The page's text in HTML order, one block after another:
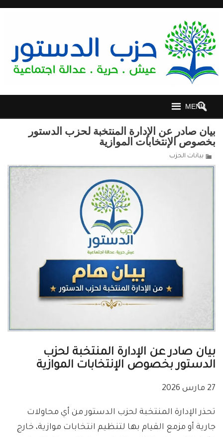
MENU
بيان صادر عن الإدارة المنتخبة لحزب الدستور
بخصوص الإنتخابات الموازية
بيانات الحزب
بيان صادر عن الإدارة المنتخبة لحزب
الدستور بخصوص الإنتخابات الموازية
27 مارس 2026
تحذر الإدارة المنتخبة لحزب الدستور من أي محاولات
جارية أو مزمع القيام بها لتنظيم انتخابات موازية، خارج